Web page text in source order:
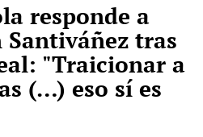
responde a
tras
"Traicionar a
(…) eso sí es